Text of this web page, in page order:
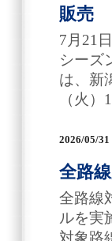
販売
7月21
シーズ
は、新
（火
2026/05/31
全路
全路線
ルを実
対象路